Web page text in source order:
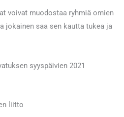
voivat muodostaa ryhmiä omien
jokainen saa sen kautta tukea ja
syyspäivien 2021
liitto